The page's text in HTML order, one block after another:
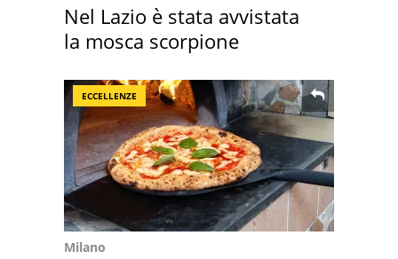
Nel Lazio è stata avvistata
la mosca scorpione
ECCELLENZE
Milano